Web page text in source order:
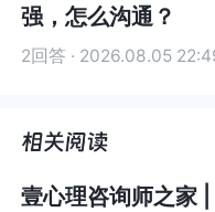
强，怎么沟通？
2回答 · 2026.08.05
壹心理咨询师之家